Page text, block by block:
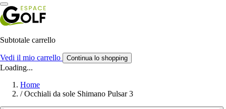
Subtotale carrello
Vedi il mio carrello Continua lo shopping
Loading...
Home
/ Occhiali da sole Shimano Pulsar 3